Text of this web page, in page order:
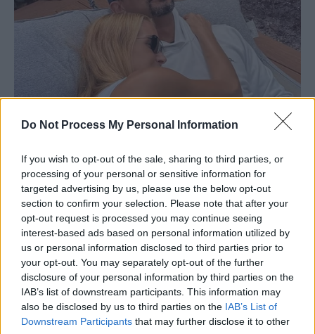
Do Not Process My Personal Information
If you wish to opt-out of the sale, sharing to third parties, or
processing of your personal or sensitive information for
targeted advertising by us, please use the below opt-out
section to confirm your selection. Please note that after your
opt-out request is processed you may continue seeing
interest-based ads based on personal information utilized by
us or personal information disclosed to third parties prior to
your opt-out. You may separately opt-out of the further
disclosure of your personal information by third parties on the
IAB’s list of downstream participants. This information may
also be disclosed by us to third parties on the IAB’s List of
Downstream Participants that may further disclose it to other